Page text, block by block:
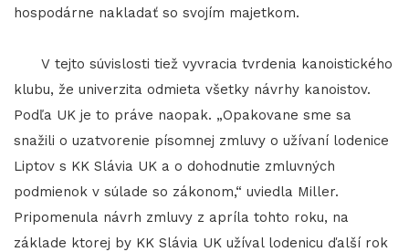
hospodárne nakladať so svojím majetkom.
V tejto súvislosti tiež vyvracia tvrdenia kanoistického
klubu, že univerzita odmieta všetky návrhy kanoistov.
Podľa UK je to práve naopak. „Opakovane sme sa
snažili o uzatvorenie písomnej zmluvy o užívaní lodenice
Liptov s KK Slávia UK a o dohodnutie zmluvných
podmienok v súlade so zákonom,“ uviedla Miller.
Pripomenula návrh zmluvy z apríla tohto roku, na
základe ktorej by KK Slávia UK užíval lodenicu ďalší rok